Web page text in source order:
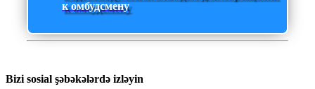
к омбудсмену
Bizi sosial şəbəkələrdə izləyin